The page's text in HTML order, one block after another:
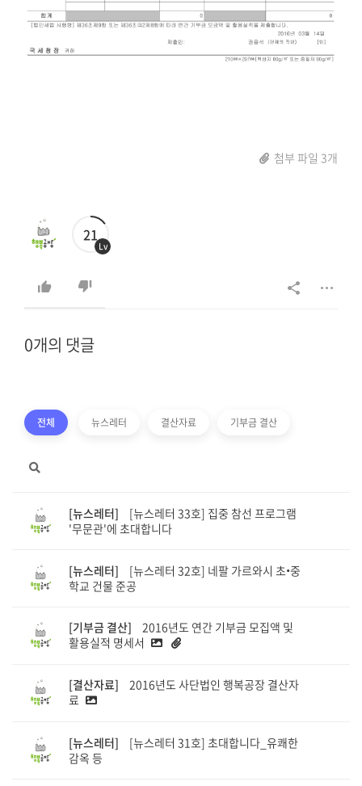
첨부 파일 3개
21
Lv
0개의 댓글
전체 뉴스레터 결산자료 기부금 결산
[뉴스레터]
[뉴스레터 33호] 집중 참선 프로그램
'무문관'에 초대합니다
[뉴스레터]
[뉴스레터 32호] 네팔 가르와시 초•중
학교 건물 준공
[기부금 결산]
2016년도 연간 기부금 모집액 및
활용실적 명세서
[결산자료]
2016년도 사단법인 행복공장 결산자
료
[뉴스레터]
[뉴스레터 31호] 초대합니다_유쾌한
감옥 등